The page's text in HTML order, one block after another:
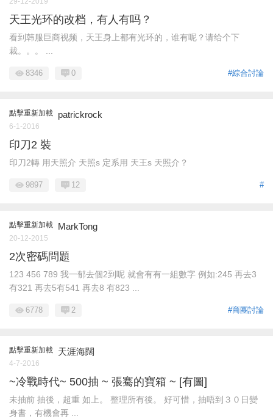
天王光环的改档，有人有吗？
看到韩服巨商视频，天王身上都有光环的，谁有呢？请给个下
裁。。。 ...
#綜合討論
8346 0
點擊重新加載 patrickrock
6-1-2016
印刀2 裝
印刀2轉 用天照介 天照s 定系用 天王s 天照介？
#
9897 12
點擊重新加載 MarkTong
20-12-2015
2次密碼問題
123 456 789 我一郁去個2到呢 就會有有一組數字 例如:245 再去3
有321 再去5有541 再去8 有823 ...
#商團討論
6778 2
點擊重新加載 天涯海闊
4-7-2016
~冷戰時代~ 500抽 ~ 張騫的寶箱 ~ [有圖]
未抽前 抽後，超重 如上。 整理所有後。 好可惜，抽唔到３０日變
身書，有機會再 ...